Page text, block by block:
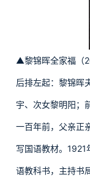
▲黎锦晖全家福（
后排左起：黎锦晖
宇、次女黎明阳；
一百年前，父亲正
写国语教材。1921
语教科书，主持书